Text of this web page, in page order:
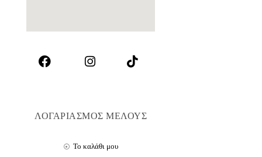
ΛΟΓΑΡΙΑΣΜΟΣ ΜΕΛΟΥΣ
Το καλάθι μου